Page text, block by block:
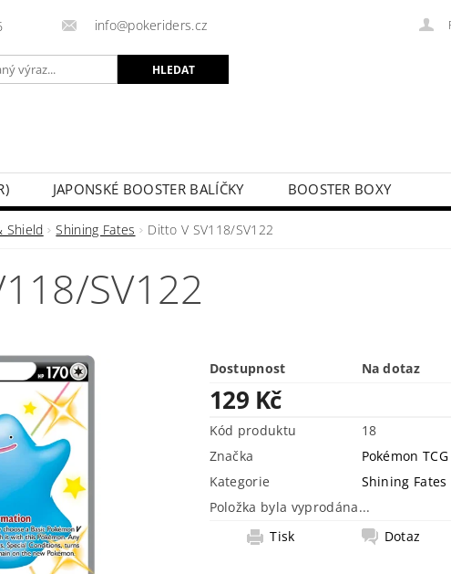
info@pokeriders.cz
JAPONSKÉ BOOSTER BALÍČKY
BOOSTER BOXY
POKÉMON KARTY HOTOVÉ BALÍČKY
Shield Shining Fates Ditto V SV118/SV122
SV122
Dostupnost Na dotaz
129 Kč
Kód produktu
18
Značka
Pokémon TCG
Kategorie
Shining Fates
Položka byla vyprodána...
Tisk
Dotaz